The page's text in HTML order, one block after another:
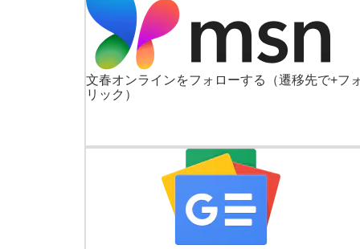
文春オンラインをフォローする
（遷移先で+フ
リック）